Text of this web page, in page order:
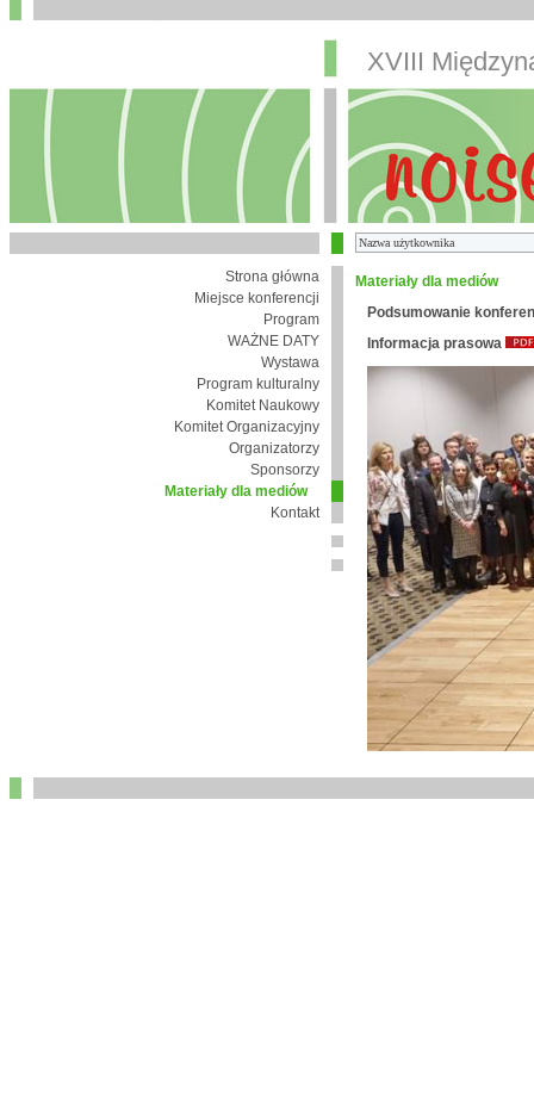
XVIII
Strona główna
Miejsce konferencji
Program
WAŻNE DATY
Wystawa
Program kulturalny
Komitet Naukowy
Komitet Organizacyjny
Organizatorzy
Sponsorzy
Materiały dla mediów
Kontakt
Materiały dla mediów
Podsumowanie
Informacja prasowa